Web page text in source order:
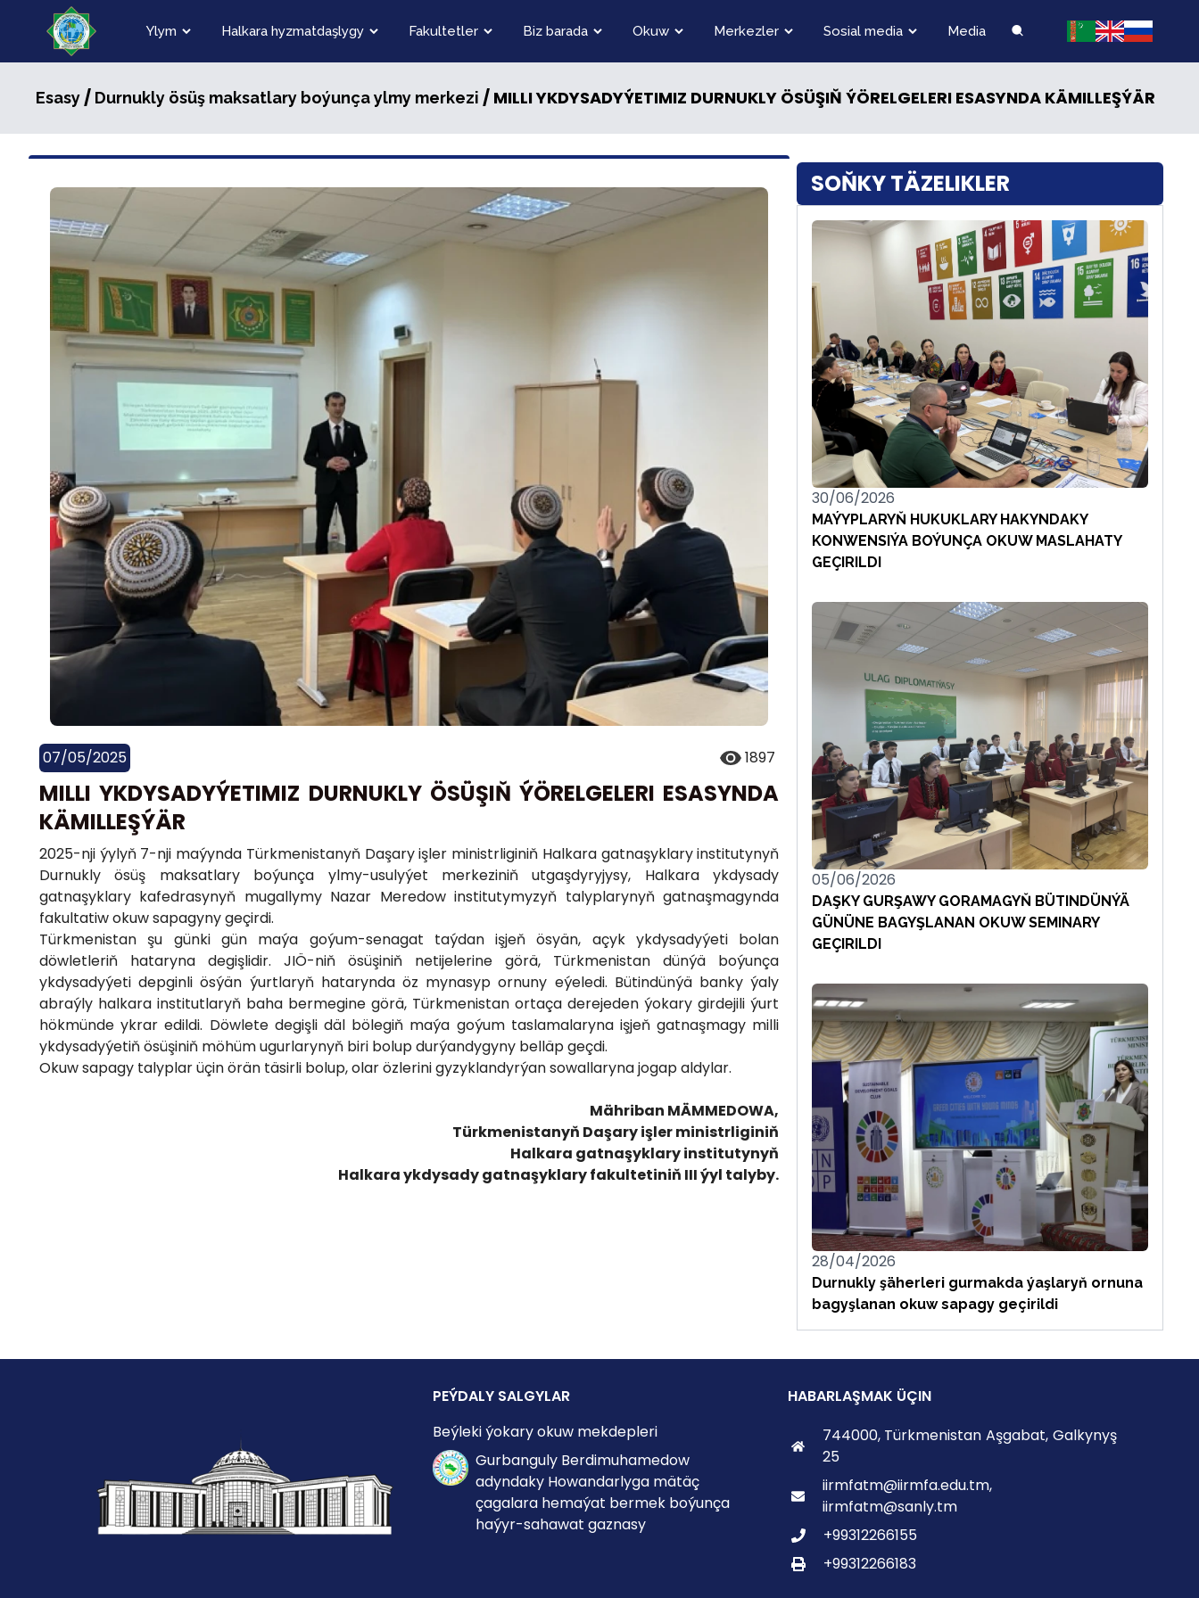
Ylym Halkara hyzmatdaşlygy Fakultetler Biz barada Okuw Merkezler Sosial media Media
Esasy/ Durnukly ösüş maksatlary boýunça ylmy merkezi / MILLI YKDYSADYÝETIMIZ DURNUKLY ÖSÜŞIŇ ÝÖRELGELERI ESASYNDA KÄMILLEŞÝÄR
07/05/2025 1897
MILLI YKDYSADYÝETIMIZ DURNUKLY ÖSÜŞIŇ ÝÖRELGELERI ESASYNDA
KÄMILLEŞÝÄR
2025-nji ýylyň 7-nji maýynda Türkmenistanyň Daşary işler ministrliginiň Halkara gatnaşyklary institutynyň
Durnukly ösüş maksatlary boýunça ylmy-usulyýet merkeziniň utgaşdyryjysy, Halkara ykdysady
gatnaşyklary kafedrasynyň mugallymy Nazar Meredow institutymyzyň talyplarynyň gatnaşmagynda
fakultatiw okuw sapagyny geçirdi.
Türkmenistan şu günki gün maýa goýum-senagat taýdan işjeň ösyän, açyk ykdysadyýeti bolan
döwletleriň hataryna degişlidir. JIÖ-niň ösüşiniň netijelerine görä, Türkmenistan dünýä boýunça
ykdysadyýeti depginli ösýän ýurtlaryň hatarynda öz mynasyp ornuny eýeledi. Bütindünýä banky ýaly
abraýly halkara institutlaryň baha bermegine görä, Türkmenistan ortaça derejeden ýokary girdejili ýurt
hökmünde ykrar edildi. Döwlete degişli däl bölegiň maýa goýum taslamalaryna işjeň gatnaşmagy milli
ykdysadyýetiň ösüşiniň möhüm ugurlarynyň biri bolup durýandygyny belläp geçdi.
Okuw sapagy talyplar üçin örän täsirli bolup, olar özlerini gyzyklandyrýan sowallaryna jogap aldylar.
Mähriban MÄMMEDOWA,
Türkmenistanyň Daşary işler ministrliginiň
Halkara gatnaşyklary institutynyň
Halkara ykdysady gatnaşyklary fakultetiniň III ýyl talyby.
SOŇKY TÄZELIKLER
30/06/2026
MAÝYPLARYŇ HUKUKLARY HAKYNDAKY
KONWENSIÝA BOÝUNÇA OKUW MASLAHATY
GEÇIRILDI
05/06/2026
DAŞKY GURŞAWY GORAMAGYŇ BÜTINDÜNÝÄ
GÜNÜNE BAGYŞLANAN OKUW SEMINARY
GEÇIRILDI
28/04/2026
Durnukly şäherleri gurmakda ýaşlaryň ornuna
bagyşlanan okuw sapagy geçirildi
PEÝDALY SALGYLAR
Beýleki ýokary okuw mekdepleri
Gurbanguly Berdimuhamedow
adyndaky Howandarlyga mätäç
çagalara hemaýat bermek boýunça
haýyr-sahawat gaznasy
HABARLAŞMAK ÜÇIN
744000, Türkmenistan Aşgabat, Galkynyş
25
iirmfatm@iirmfa.edu.tm,
iirmfatm@sanly.tm
+99312266155
+99312266183